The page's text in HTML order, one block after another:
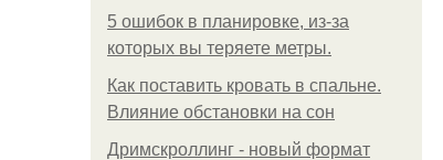
5 ошибок в планировке, из-за
которых вы теряете метры.
Как поставить кровать в спальне.
Влияние обстановки на сон
Дримскроллинг - новый формат